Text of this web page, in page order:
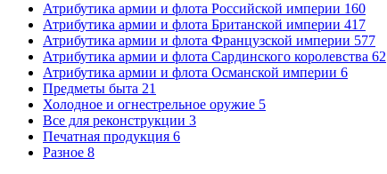
Атрибутика армии и флота Российской империи 160
Атрибутика армии и флота Британской империи 417
Атрибутика армии и флота Французской империи 577
Атрибутика армии и флота Сардинского королевства 62
Атрибутика армии и флота Османской империи 6
Предметы быта 21
Холодное и огнестрельное оружие 5
Все для реконструкции 3
Печатная продукция 6
Разное 8